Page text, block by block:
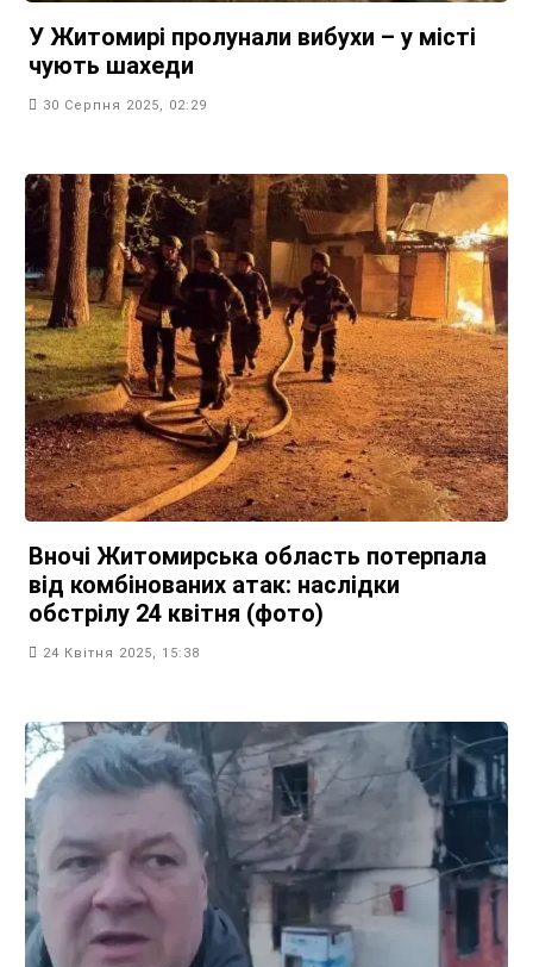
У Житомирі пролунали вибухи – у місті
чують шахеди
30 Серпня 2025, 02:29
Вночі Житомирська область потерпала
від комбінованих атак: наслідки
обстрілу 24 квітня (фото)
24 Квітня 2025, 15:38